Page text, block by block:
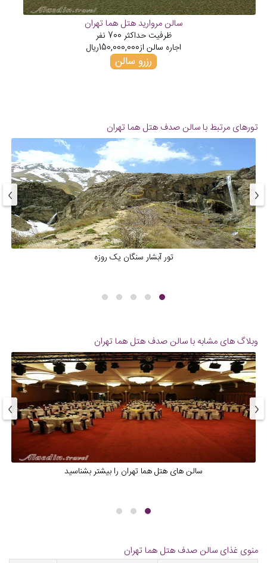
سالن مروارید هتل هما تهران
ظرفیت حداکثر 700 نفر
اجاره سالن از150,000,000ریال
رزرو سالن
تورهای مرتبط با سالن صدف هتل هما تهران
تور آبشار سنگان یک روزه
‹
›
وبلاگ های مشابه با سالن صدف هتل هما تهران
سالن های هتل هما تهران را بیشتر بشناسید
‹
›
منوی غذای سالن صدف هتل هما تهران